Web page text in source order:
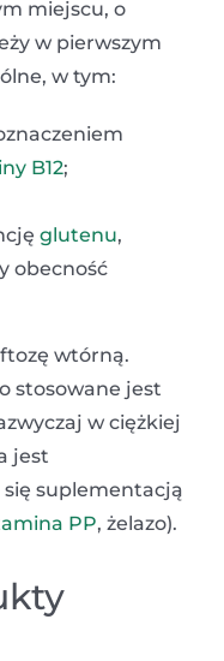
miejscu, o
w pierwszym
w tym:
B12;
glutenu,
obecność
wtórną.
stosowane jest
w ciężkiej
jest
się suplementacją
PP, żelazo).